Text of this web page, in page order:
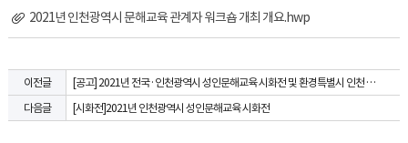
2021년 인천광역시 문해교육 관계자 워크숍 개최 개요.hwp
이전글
[공고] 2021년 전국·인천광역시 성인문해교육 시화전 및 환경특별시 인천 작품 공모 공고
다음글
[시화전]2021년 인천광역시 성인문해교육 시화전